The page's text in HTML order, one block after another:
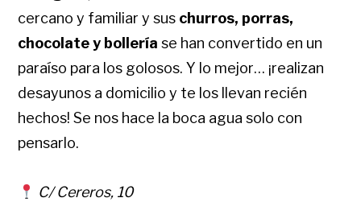
cercano y familiar y sus churros, porras,
chocolate y bollería se han convertido en un
paraíso para los golosos. Y lo mejor… ¡realizan
desayunos a domicilio y te los llevan recién
hechos! Se nos hace la boca agua solo con
pensarlo.
C/ Cereros, 10